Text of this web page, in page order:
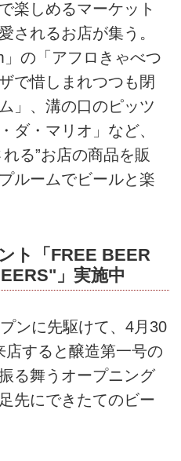
楽しめるマーケット
されるお店が集う。
の「アフロきゃべつ
で惜しまれつつも閉
」、溝の口のピッツ
ダ・マリオ」など、
る”お店の商品を販
ルームでビールと楽
ト「FREE BEER
」実施中
ンに先駆けて、4月30
店すると醸造第一号の
る舞うオープニング
先にできたてのビー